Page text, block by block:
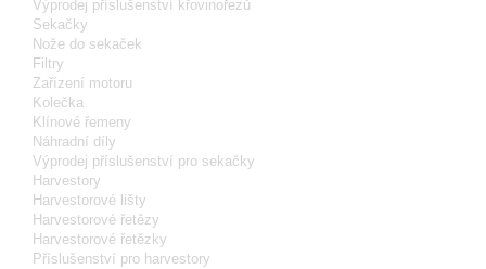
Výprodej příslušenství křovinořezů
Sekačky
Nože do sekaček
Filtry
Zařízení motoru
Kolečka
Klínové řemeny
Náhradní díly
Výprodej příslušenství pro sekačky
Harvestory
Harvestorové lišty
Harvestorové řetězy
Harvestorové řetězky
Příslušenství pro harvestory